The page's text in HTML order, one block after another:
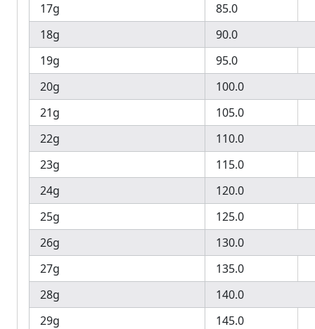
17g
85.0
18g
90.0
19g
95.0
20g
100.0
21g
105.0
22g
110.0
23g
115.0
24g
120.0
25g
125.0
26g
130.0
27g
135.0
28g
140.0
29g
145.0